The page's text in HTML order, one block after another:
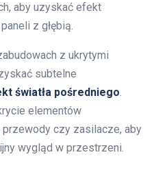
aby uzyskać efekt
z głębią.
z ukrytymi
subtelne
światła pośredniego.
elementów
czy zasilacze, aby
wygląd w przestrzeni.